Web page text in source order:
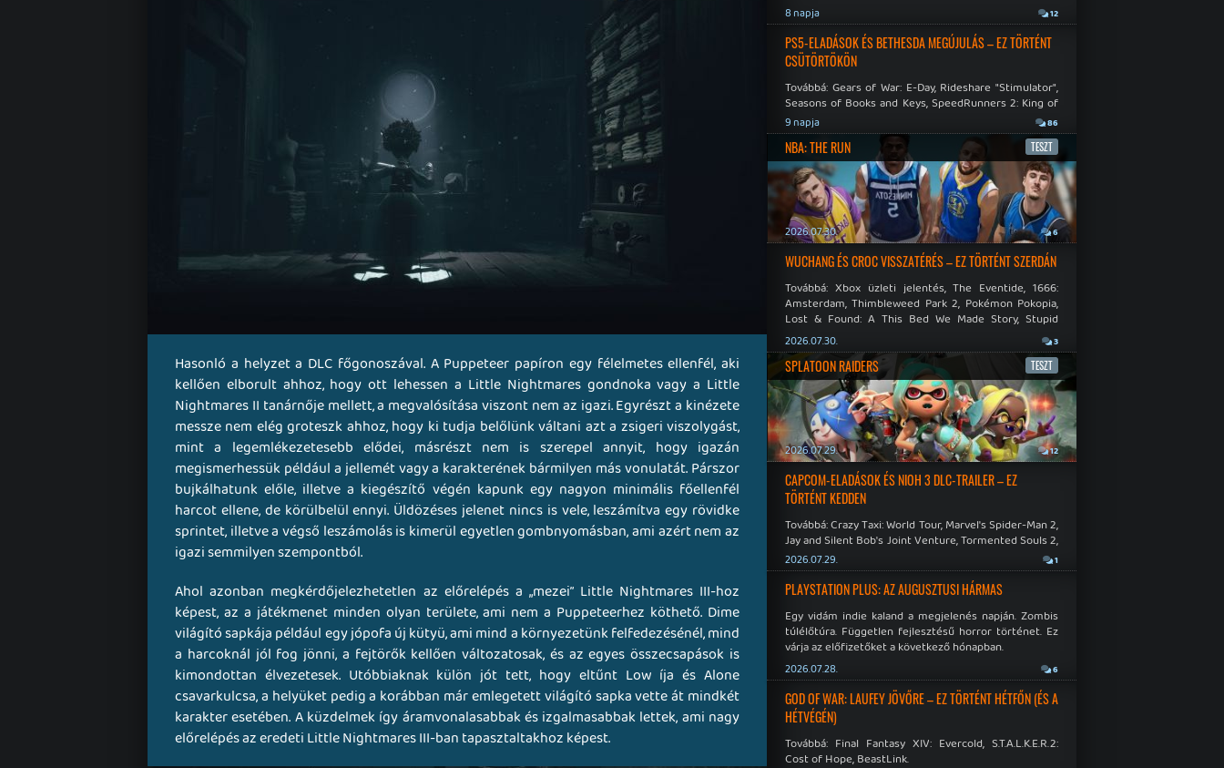
Hasonló a helyzet a DLC főgonoszával. A Puppeteer papíron egy félelmetes ellenfél, aki
kellően elborult ahhoz, hogy ott lehessen a Little Nightmares gondnoka vagy a Little
Nightmares II tanárnője mellett, a megvalósítása viszont nem az igazi. Egyrészt a kinézete
messze nem elég groteszk ahhoz, hogy ki tudja belőlünk váltani azt a zsigeri viszolygást,
mint a legemlékezetesebb elődei, másrészt nem is szerepel annyit, hogy igazán
megismerhessük például a jellemét vagy a karakterének bármilyen más vonulatát. Párszor
bujkálhatunk előle, illetve a kiegészítő végén kapunk egy nagyon minimális főellenfél
harcot ellene, de körülbelül ennyi. Üldözéses jelenet nincs is vele, leszámítva egy rövidke
sprintet, illetve a végső leszámolás is kimerül egyetlen gombnyomásban, ami azért nem az
igazi semmilyen szempontból.
Ahol azonban megkérdőjelezhetetlen az előrelépés a „mezei” Little Nightmares III-hoz
képest, az a játékmenet minden olyan területe, ami nem a Puppeteerhez köthető. Dime
világító sapkája például egy jópofa új kütyü, ami mind a környezetünk felfedezésénél, mind
a harcoknál jól fog jönni, a fejtörők kellően változatosak, és az egyes összecsapások is
kimondottan élvezetesek. Utóbbiaknak külön jót tett, hogy eltűnt Low íja és Alone
csavarkulcsa, a helyüket pedig a korábban már emlegetett világító sapka vette át mindkét
karakter esetében. A küzdelmek így áramvonalasabbak és izgalmasabbak lettek, ami nagy
előrelépés az eredeti Little Nightmares III-ban tapasztaltakhoz képest.
8 napja 12
PS5-ELADÁSOK ÉS BETHESDA MEGÚJULÁS – EZ TÖRTÉNT
CSÜTÖRTÖKÖN
Továbbá: Gears of War: E-Day, Rideshare "Stimulator",
Seasons of Books and Keys, SpeedRunners 2: King of
Speed.
9 napja 86
NBA: THE RUN TESZT
2026.07.30. 6
WUCHANG ÉS CROC VISSZATÉRÉS – EZ TÖRTÉNT SZERDÁN
Továbbá: Xbox üzleti jelentés, The Eventide, 1666:
Amsterdam, Thimbleweed Park 2, Pokémon Pokopia,
Lost & Found: A This Bed We Made Story, Stupid
Never Dies.
2026.07.30. 3
SPLATOON RAIDERS TESZT
2026.07.29. 12
CAPCOM-ELADÁSOK ÉS NIOH 3 DLC-TRAILER – EZ
TÖRTÉNT KEDDEN
Továbbá: Crazy Taxi: World Tour, Marvel's Spider-Man 2,
Jay and Silent Bob's Joint Venture, Tormented Souls 2,
No More Room in Hell, Slain 2: The Beast Within.
2026.07.29. 1
PLAYSTATION PLUS: AZ AUGUSZTUSI HÁRMAS
Egy vidám indie kaland a megjelenés napján. Zombis
túlélőtúra. Független fejlesztésű horror történet. Ez
várja az előfizetőket a következő hónapban.
2026.07.28. 6
GOD OF WAR: LAUFEY JÖVŐRE – EZ TÖRTÉNT HÉTFŐN (ÉS A
HÉTVÉGÉN)
Továbbá: Final Fantasy XIV: Evercold, S.T.A.L.K.E.R.2:
Cost of Hope, BeastLink.